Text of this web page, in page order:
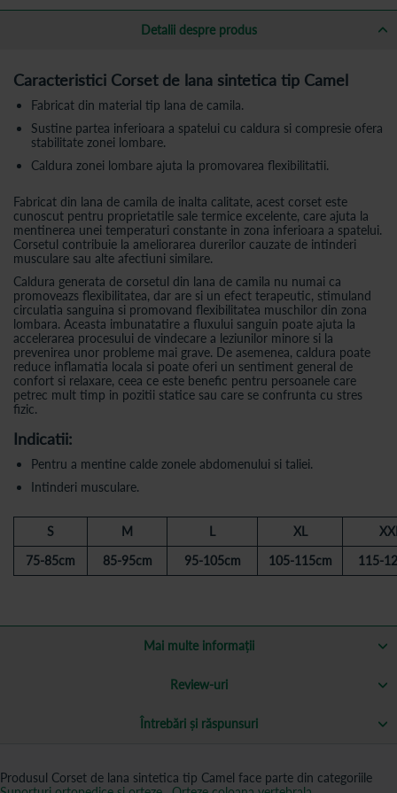
Detalii despre produs
Caracteristici Corset de lana sintetica tip Camel
Fabricat din material tip lana de camila.
Sustine partea inferioara a spatelui cu caldura si compresie ofera
stabilitate zonei lombare.
Caldura zonei lombare ajuta la promovarea flexibilitatii.
Fabricat din lana de camila de inalta calitate, acest corset este
cunoscut pentru proprietatile sale termice excelente, care ajuta la
mentinerea unei temperaturi constante in zona inferioara a spatelui.
Corsetul contribuie la ameliorarea durerilor cauzate de intinderi
musculare sau alte afectiuni similare.
Caldura generata de corsetul din lana de camila nu numai ca
promoveazs flexibilitatea, dar are si un efect terapeutic, stimuland
circulatia sanguina si promovand flexibilitatea muschilor din zona
lombara. Aceasta imbunatatire a fluxului sanguin poate ajuta la
accelerarea procesului de vindecare a leziunilor minore si la
prevenirea unor probleme mai grave. De asemenea, caldura poate
reduce inflamatia locala si poate oferi un sentiment general de
confort si relaxare, ceea ce este benefic pentru persoanele care
petrec mult timp in pozitii statice sau care se confrunta cu stres
fizic.
Indicatii:
Pentru a mentine calde zonele abdomenului si taliei.
Intinderi musculare.
S M L XL
75-85cm
85-95cm 95-105cm 105-115cm 115-
Mai multe informații
Review-uri
Întrebări și răspunsuri
Produsul Corset de lana sintetica tip Camel face parte din categoriile